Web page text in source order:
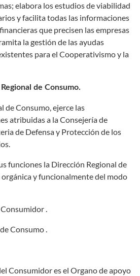
elabora los estudios de viabilidad
y facilita todas las informaciones
que precisen las empresas
la gestión de las ayudas
para el Cooperativismo y la
de Consumo.
de Consumo, ejerce las
atribuidas a la Consejería de
de Defensa y Protección de los
funciones la Dirección Regional de
y funcionalmente del modo
.
Consumo .
Consumidor es el Organo de apoyo